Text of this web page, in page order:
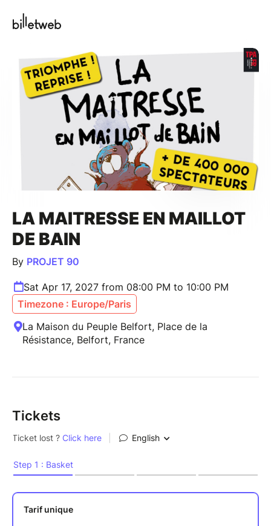
LA MAITRESSE EN MAILLOT
DE BAIN
By PROJET 90
Sat Apr 17, 2027 from 08:00 PM to 10:00 PM
Timezone : Europe/Paris
La Maison du Peuple Belfort, Place de la
Résistance, Belfort, France
Tickets